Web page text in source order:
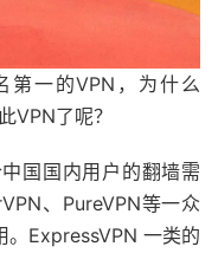
第一的VPN，为什么
VPN了呢？
国国内用户的翻墙需
、PureVPN等一众
。ExpressVPN 一类的